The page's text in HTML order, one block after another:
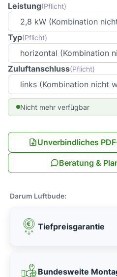
Leistung(Pflicht)
Typ(Pflicht)
Zuluftanschluss(Pflicht)
Nicht mehr verfügbar
Unverbindliches
Beratung &
Darum Luftbude:
Tiefpreisgarantie
Bundesweite